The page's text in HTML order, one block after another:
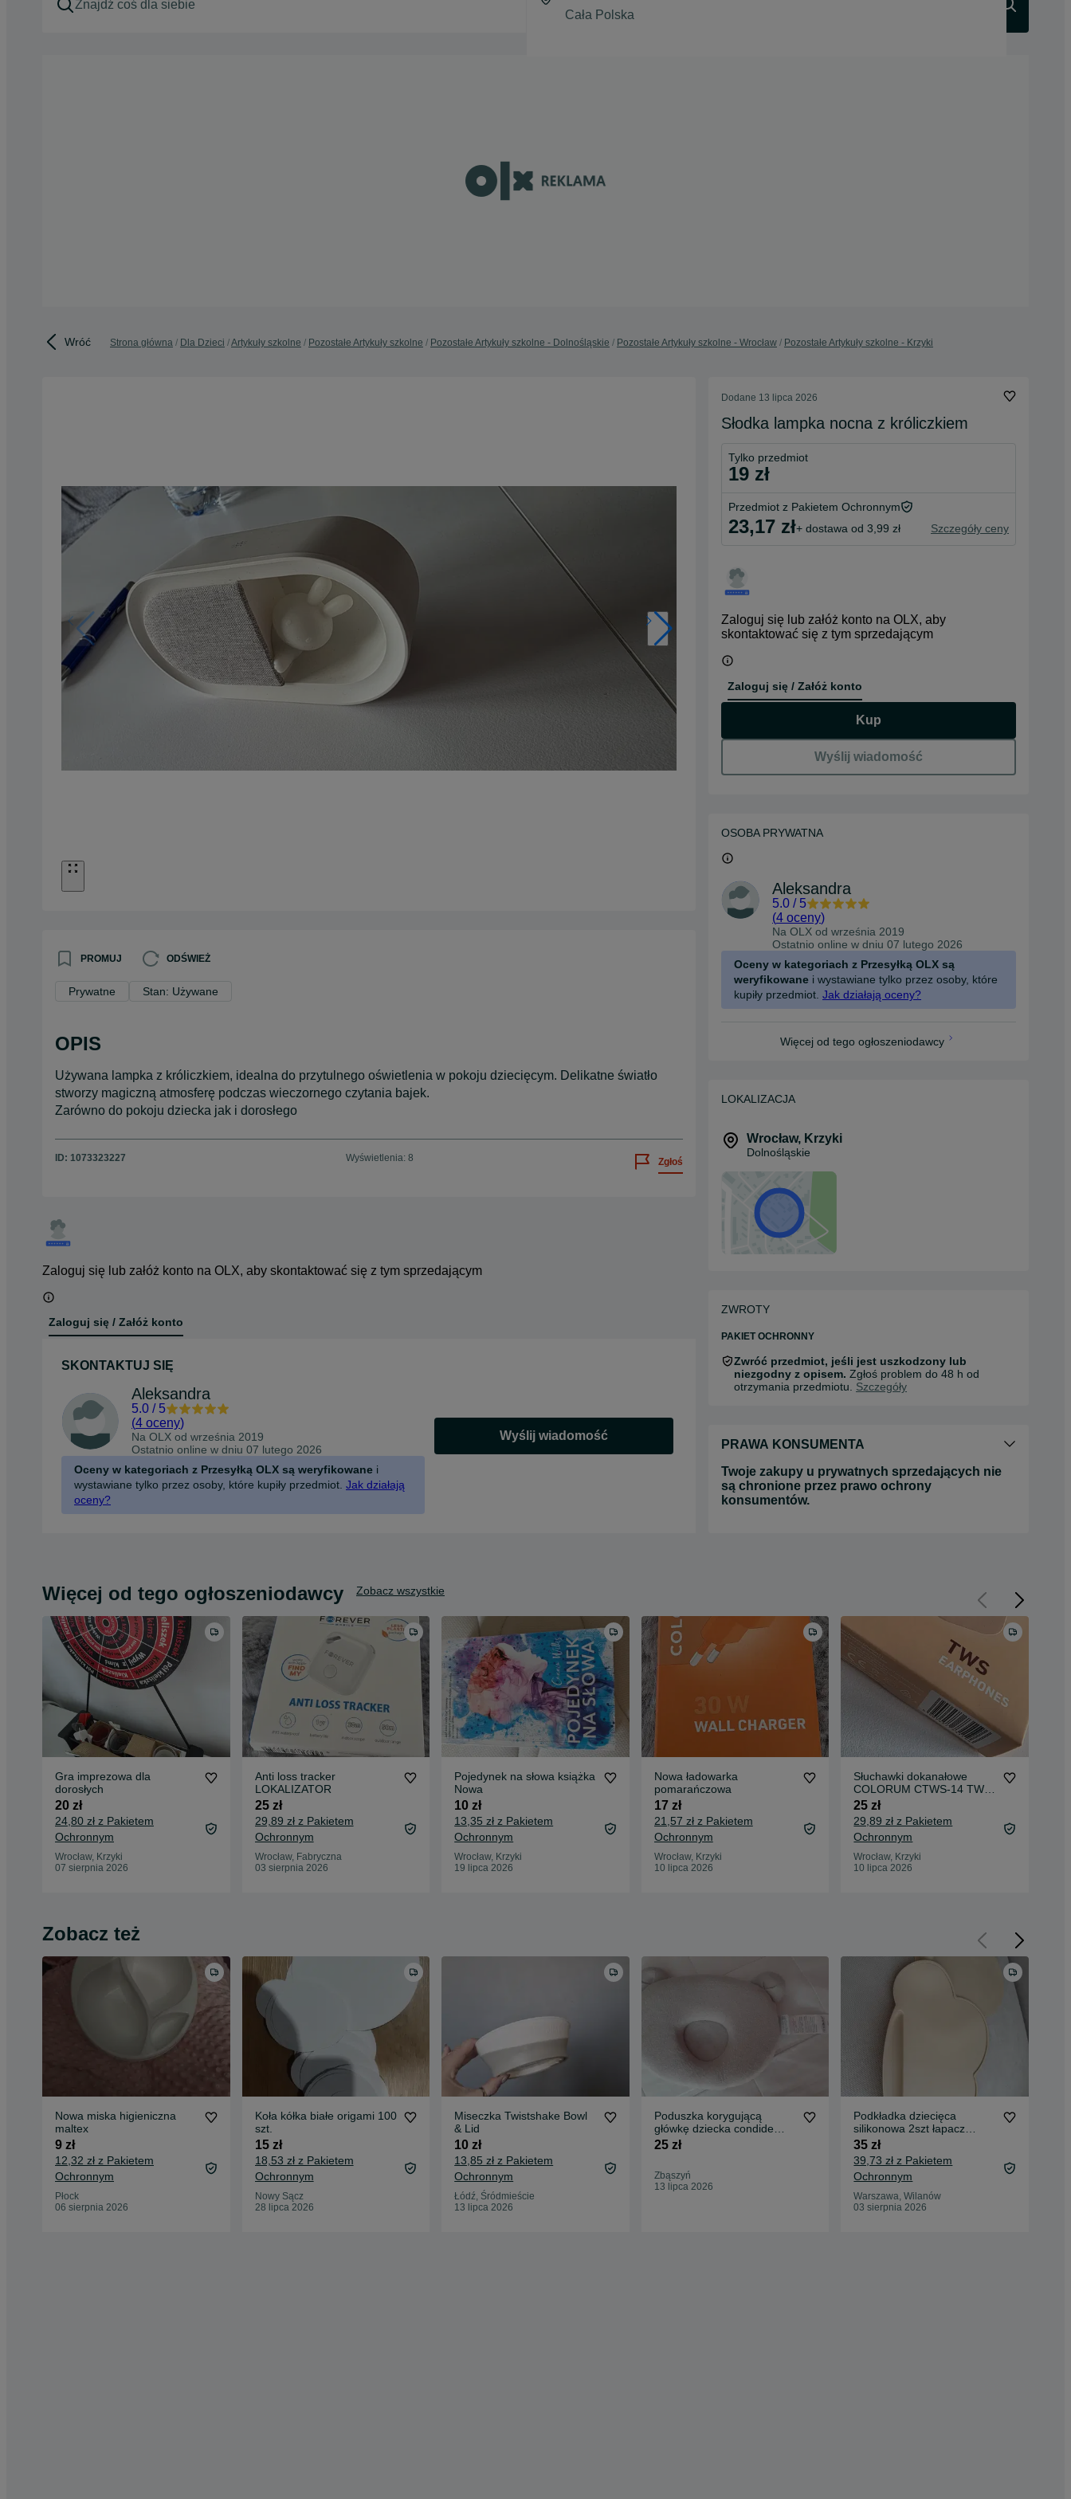
Wróć Strona główna Dla Dzieci Artykuły szkolne Pozostałe Artykuły szkolne Pozostałe Artykuły szkolne - Dolnośląskie Pozostałe Artykuły szkolne - Wrocław Pozostałe Artykuły szkolne - Krzyki
PROMUJ ODŚWIEŻ
Prywatne Stan: Używane
OPIS
Używana lampka z króliczkiem, idealna do przytulnego oświetlenia w pokoju dziecięcym. Delikatne światło
stworzy magiczną atmosferę podczas wieczornego czytania bajek.
Zarówno do pokoju dziecka jak i dorosłego
ID: 1073323227 Wyświetlenia: 8 Zgłoś
Zaloguj się lub załóż konto na OLX, aby skontaktować się z tym sprzedającym
Zaloguj się / Załóż konto
SKONTAKTUJ SIĘ
Aleksandra
5.0 / 5
(4 oceny)
Na OLX od września 2019
Ostatnio online w dniu 07 lutego 2026
Oceny w kategoriach z Przesyłką OLX są weryfikowane i
wystawiane tylko przez osoby, które kupiły przedmiot. Jak działają
oceny?
Wyślij wiadomość
Dodane 13 lipca 2026
Słodka lampka nocna z króliczkiem
Tylko przedmiot
19 zł
Przedmiot z Pakietem Ochronnym
23,17 zł+ dostawa od 3,99 zł Szczegóły ceny
Zaloguj się lub załóż konto na OLX, aby
skontaktować się z tym sprzedającym
Zaloguj się / Załóż konto
Kup
Wyślij wiadomość
OSOBA PRYWATNA
Aleksandra
5.0 / 5
(4 oceny)
Na OLX od września 2019
Ostatnio online w dniu 07 lutego 2026
Oceny w kategoriach z Przesyłką OLX są
weryfikowane i wystawiane tylko przez osoby, które
kupiły przedmiot. Jak działają oceny?
Więcej od tego ogłoszeniodawcy
LOKALIZACJA
Wrocław, Krzyki
Dolnośląskie
ZWROTY
PAKIET OCHRONNY
Zwróć przedmiot, jeśli jest uszkodzony lub
niezgodny z opisem. Zgłoś problem do 48 h od
otrzymania przedmiotu. Szczegóły
PRAWA KONSUMENTA
Twoje zakupy u prywatnych sprzedających nie
są chronione przez prawo ochrony
konsumentów.
Więcej od tego ogłoszeniodawcy Zobacz wszystkie
Gra imprezowa dla
dorosłych
20 zł
24,80 zł z Pakietem
Ochronnym
Wrocław, Krzyki
07 sierpnia 2026
Anti loss tracker
LOKALIZATOR
25 zł
29,89 zł z Pakietem
Ochronnym
Wrocław, Fabryczna
03 sierpnia 2026
Pojedynek na słowa książka
Nowa
10 zł
13,35 zł z Pakietem
Ochronnym
Wrocław, Krzyki
19 lipca 2026
Nowa ładowarka
pomarańczowa
17 zł
21,57 zł z Pakietem
Ochronnym
Wrocław, Krzyki
10 lipca 2026
Słuchawki dokanałowe
COLORUM CTWS-14 TWS
Brzoskwiniowy
25 zł
29,89 zł z Pakietem
Ochronnym
Wrocław, Krzyki
10 lipca 2026
Zobacz też
Nowa miska higieniczna
maltex
9 zł
12,32 zł z Pakietem
Ochronnym
Płock
06 sierpnia 2026
Koła kółka białe origami 100
szt.
15 zł
18,53 zł z Pakietem
Ochronnym
Nowy Sącz
28 lipca 2026
Miseczka Twistshake Bowl
& Lid
10 zł
13,85 zł z Pakietem
Ochronnym
Łódź, Śródmieście
13 lipca 2026
Poduszka korygującą
główkę dziecka condide
expert
25 zł
Zbąszyń
13 lipca 2026
Podkładka dziecięca
silikonowa 2szt łapacz
resztek
35 zł
39,73 zł z Pakietem
Ochronnym
Warszawa, Wilanów
03 sierpnia 2026